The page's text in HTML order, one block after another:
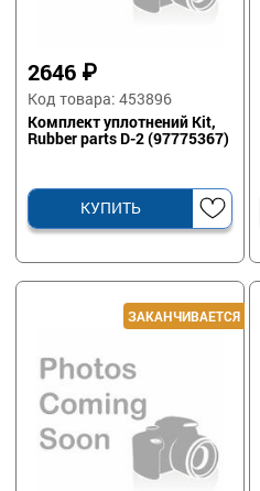
2646 ₽
Код товара: 453896
Комплект уплотнений Kit,
Rubber parts D-2 (97775367)
КУПИТЬ